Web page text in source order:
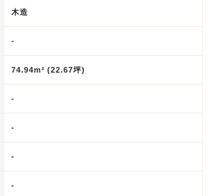
木造
-
74.94m² (22.67坪)
-
-
-
-